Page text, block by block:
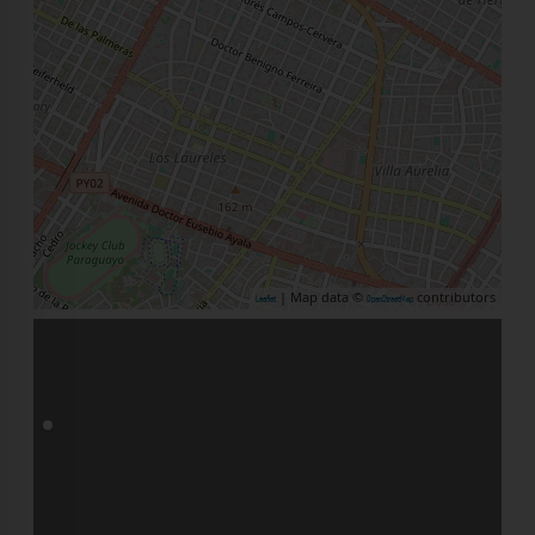
Leaflet | Map data © OpenStreetMap contributors